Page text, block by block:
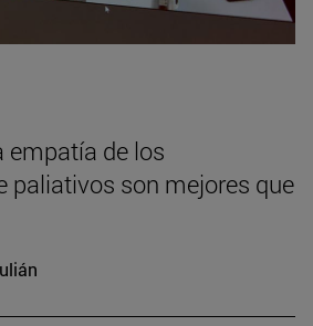
empatía de los
paliativos son mejores que